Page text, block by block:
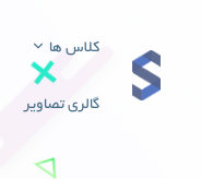
کلاس ها
گالری تصاویر